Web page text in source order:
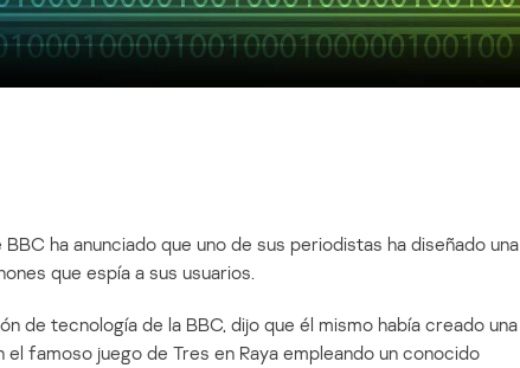
ha anunciado que uno de sus periodistas ha diseñado una
que espía a sus usuarios.
de tecnología de la BBC, dijo que él mismo había creado una
famoso juego de Tres en Raya empleando un conocido